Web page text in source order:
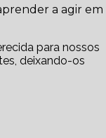
a agir em
para nossos
deixando-os